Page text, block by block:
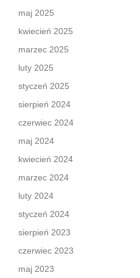
maj 2025
kwiecień 2025
marzec 2025
luty 2025
styczeń 2025
sierpień 2024
czerwiec 2024
maj 2024
kwiecień 2024
marzec 2024
luty 2024
styczeń 2024
sierpień 2023
czerwiec 2023
maj 2023